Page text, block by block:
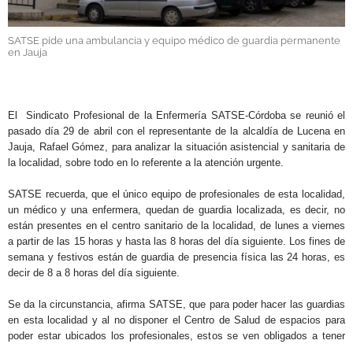
SATSE pide una ambulancia y equipo médico de guardia permanente
en Jauja
El Sindicato Profesional de la Enfermería SATSE-Córdoba se reunió el
pasado día 29 de abril con el representante de la alcaldía de Lucena en
Jauja, Rafael Gómez, para analizar la situación asistencial y sanitaria de
la localidad, sobre todo en lo referente a la atención urgente.
SATSE recuerda, que el único equipo de profesionales de esta localidad,
un médico y una enfermera, quedan de guardia localizada, es decir, no
están presentes en el centro sanitario de la localidad, de lunes a viernes
a partir de las 15 horas y hasta las 8 horas del día siguiente. Los fines de
semana y festivos están de guardia de presencia física las 24 horas, es
decir de 8 a 8 horas del día siguiente.
Se da la circunstancia, afirma SATSE, que para poder hacer las guardias
en esta localidad y al no disponer el Centro de Salud de espacios para
poder estar ubicados los profesionales, estos se ven obligados a tener